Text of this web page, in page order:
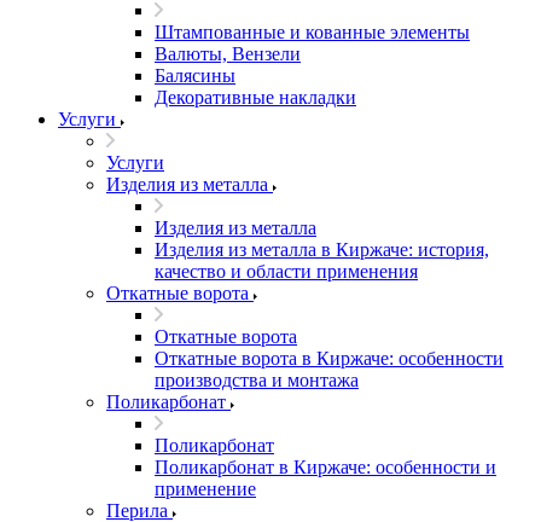
Штампованные и кованные элементы
Валюты, Вензели
Балясины
Декоративные накладки
Услуги
Услуги
Изделия из металла
Изделия из металла
Изделия из металла в Киржаче: история,
качество и области применения
Откатные ворота
Откатные ворота
Откатные ворота в Киржаче: особенности
производства и монтажа
Поликарбонат
Поликарбонат
Поликарбонат в Киржаче: особенности и
применение
Перила